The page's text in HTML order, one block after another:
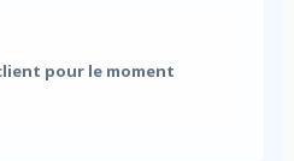
pour le moment